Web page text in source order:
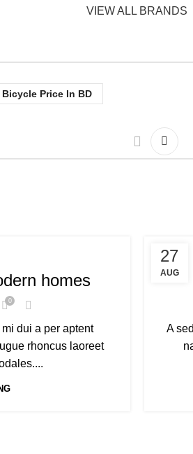
VIEW ALL BRANDS
Bicycle Price In BD
homes
0
dui a per aptent
rhoncus laoreet
27
AUG
A